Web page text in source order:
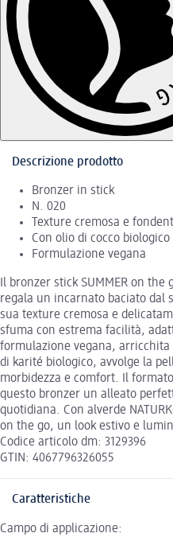
Descrizione prodotto
Bronzer in stick
N. 020
Texture cremosa e
Con olio di cocco
Formulazione vegana
Il bronzer stick SUMMER on the
regala un incarnato baciato dal
sua texture cremosa e
sfuma con estrema facilità,
formulazione vegana,
di karité biologico, avvolge la
morbidezza e comfort. Il
questo bronzer un alleato
quotidiana. Con alverde
on the go, un look estivo e
Codice articolo dm: 3129396
GTIN: 4067796326055
Caratteristiche
Campo di applicazione: